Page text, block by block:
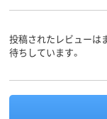
投稿されたレビューは
待ちしています。